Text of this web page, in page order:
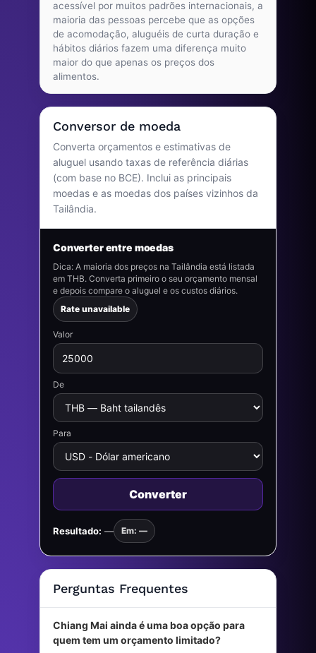
acessível por muitos padrões internacionais, a
maioria das pessoas percebe que as opções
de acomodação, aluguéis de curta duração e
hábitos diários fazem uma diferença muito
maior do que apenas os preços dos
alimentos.
Conversor de moeda
Converta orçamentos e estimativas de
aluguel usando taxas de referência diárias
(com base no BCE). Inclui as principais
moedas e as moedas dos países vizinhos da
Tailândia.
Converter entre moedas
Dica: A maioria dos preços na Tailândia está listada
em THB. Converta primeiro o seu orçamento mensal
e depois compare o aluguel e os custos diários.
Rate unavailable
Valor
De
Para
Converter
Resultado: — Em: —
Perguntas Frequentes
Chiang Mai ainda é uma boa opção para
quem tem um orçamento limitado?